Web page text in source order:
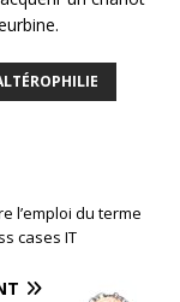
l’emploi du terme
cases IT